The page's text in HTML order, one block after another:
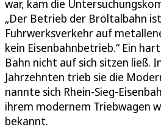
war, kam die
„Der Betrieb der Bröltalbahn
Fuhrwerksverkehr auf
kein Eisenbahnbetrieb.“ Ein
Bahn nicht auf sich sitzen ließ.
Jahrzehnten trieb sie die
nannte sich Rhein-Sieg-
ihrem modernem Triebwagen
bekannt.